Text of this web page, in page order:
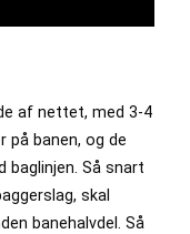
af nettet, med 3-4
på banen, og de
baglinjen. Så snart
skal
banehalvdel. Så